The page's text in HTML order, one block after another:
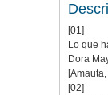
[01]
Lo que
Dora
[02]